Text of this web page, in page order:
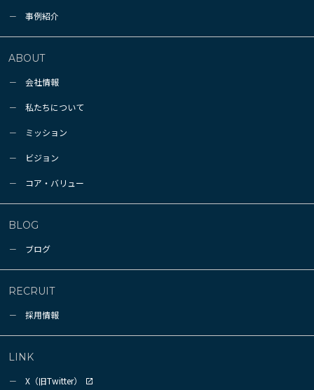
事例紹介
ABOUT
会社情報
私たちについて
ミッション
ビジョン
コア・バリュー
BLOG
ブログ
RECRUIT
採用情報
LINK
X（旧Twitter）